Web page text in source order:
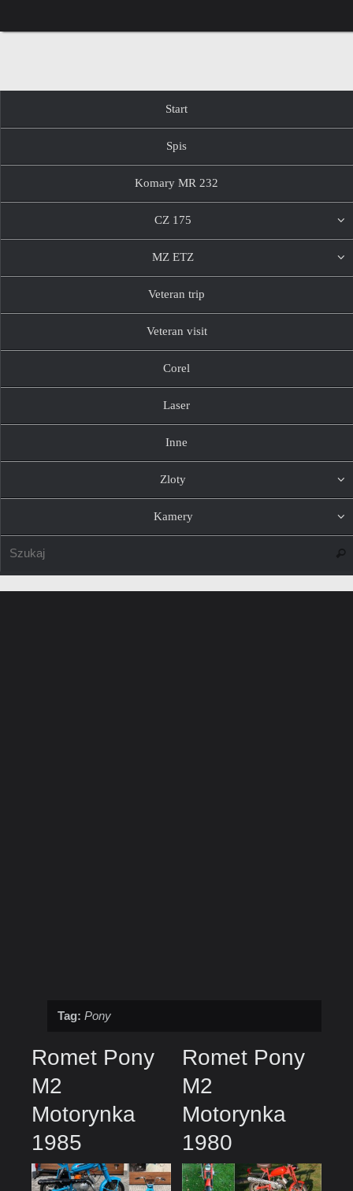
do
treści
Start
Spis
Komary MR 232
CZ 175
MZ ETZ
Veteran trip
Veteran visit
Corel
Laser
Inne
Zloty
Kamery
Tag: Pony
Romet Pony
M2
Motorynka
1985
Romet Pony
M2
Motorynka
1980